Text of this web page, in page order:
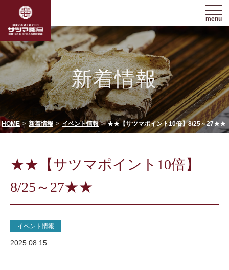
menu
新着情報
HOME 新着情報 イベント情報 ★★【サツマポイント10倍】8/25～27★★
★★【サツマポイント10倍】
8/25～27★★
イベント情報
2025.08.15